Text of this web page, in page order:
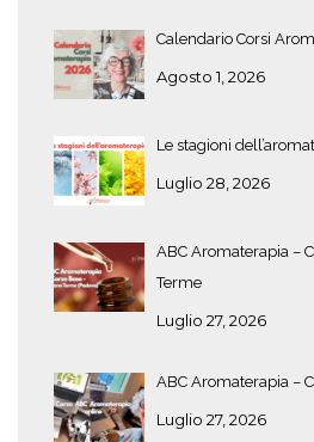
Calendario Corsi
Agosto 1, 2026
Le stagioni
Luglio 28, 2026
ABC Aromaterapia –
Terme
Luglio 27, 2026
ABC Aromaterapia –
Luglio 27, 2026